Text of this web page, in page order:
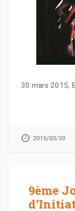
30 mars 2015,
2015/03/30
9ème